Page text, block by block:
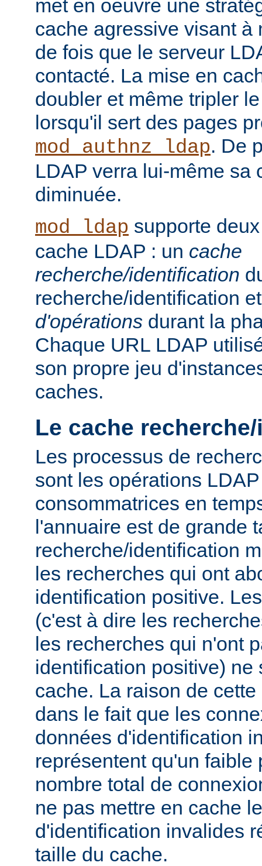
met en oeuvre une
cache agressive visant à
de fois que le serveur
contacté. La mise en
doubler et même tripler
lorsqu'il sert des pages
mod_authnz_ldap. De
LDAP verra lui-même sa
diminuée.
mod_ldap supporte
cache LDAP : un cache
recherche/identification
recherche/identification
d'opérations durant la
Chaque URL LDAP
son propre jeu
caches.
Le cache
Les processus de
sont les opérations
consommatrices en
l'annuaire est de grande
recherche/identification
les recherches qui ont
identification positive.
(c'est à dire les
les recherches qui n'ont
identification positive) ne
cache. La raison de
dans le fait que les
données d'identification
représentent qu'un faible
nombre total de
ne pas mettre en cache
d'identification invalides
taille du cache.